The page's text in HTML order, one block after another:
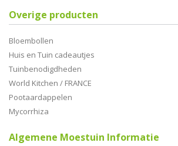
Overige producten
Bloembollen
Huis en Tuin cadeautjes
Tuinbenodigdheden
World Kitchen / FRANCE
Pootaardappelen
Mycorrhiza
Algemene Moestuin Informatie